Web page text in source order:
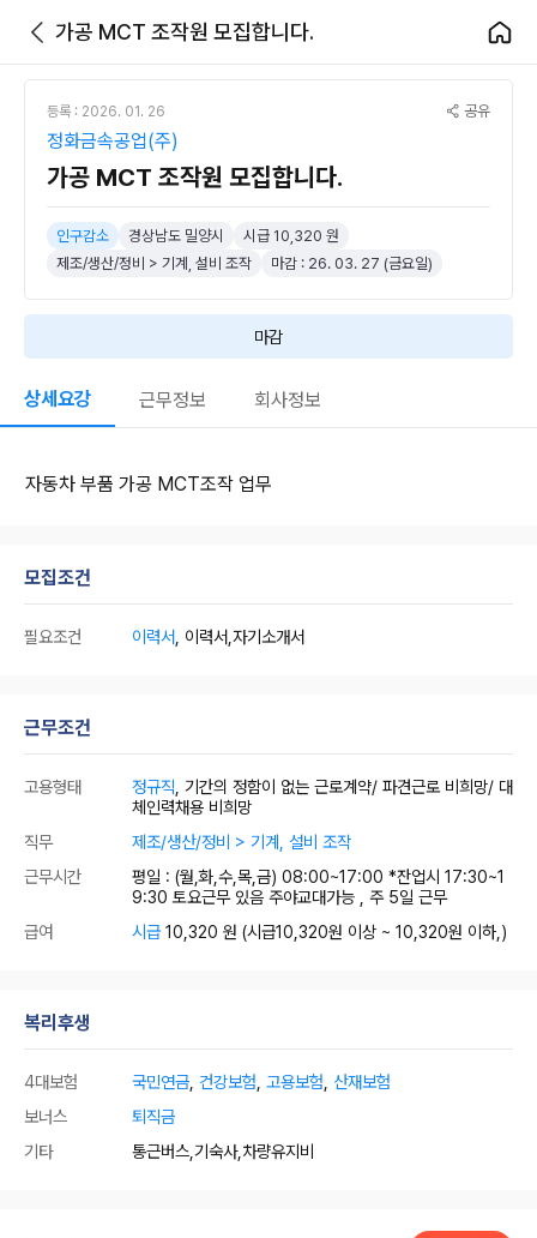
가공 MCT 조작원 모집합니다.
등록 : 2026. 01. 26 공유
정화금속공업(주)
가공 MCT 조작원 모집합니다.
인구감소 경상남도 밀양시
시급 10,320 원
제조/생산/정비 > 기계, 설비 조작
마감 : 26. 03. 27 (금요일)
마감
상세요강 근무정보 회사정보
자동차 부품 가공 MCT조작 업무
모집조건
필요조건 이력서 , 이력서,자기소개서
근무조건
고용형태 정규직 , 기간의 정함이 없는 근로계약/ 파견근로 비희망/ 대
체인력채용 비희망
직무
제조/생산/정비 > 기계, 설비 조작
근무시간
평일 : (월,화,수,목,금) 08:00~17:00 *잔업시 17:30~1
9:30 토요근무 있음 주야교대가능 , 주 5일 근무
급여
시급 10,320 원 (시급10,320원 이상 ~ 10,320원 이하,)
복리후생
4대보험 국민연금 건강보험 고용보험 산재보험
보너스
퇴직금
기타
통근버스,기숙사,차량유지비